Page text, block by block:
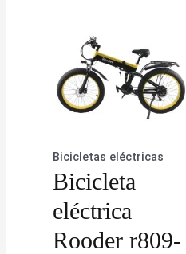
Bicicletas eléctricas
Bicicleta
eléctrica
Rooder r809-